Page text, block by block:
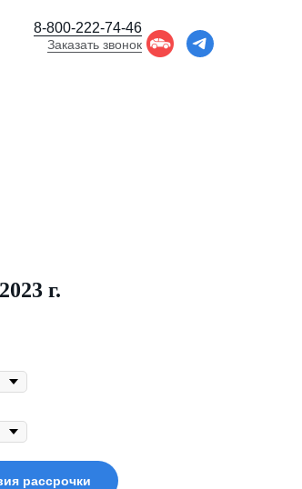
8-800-222-74-46
Заказать звонок
г.
рассрочки